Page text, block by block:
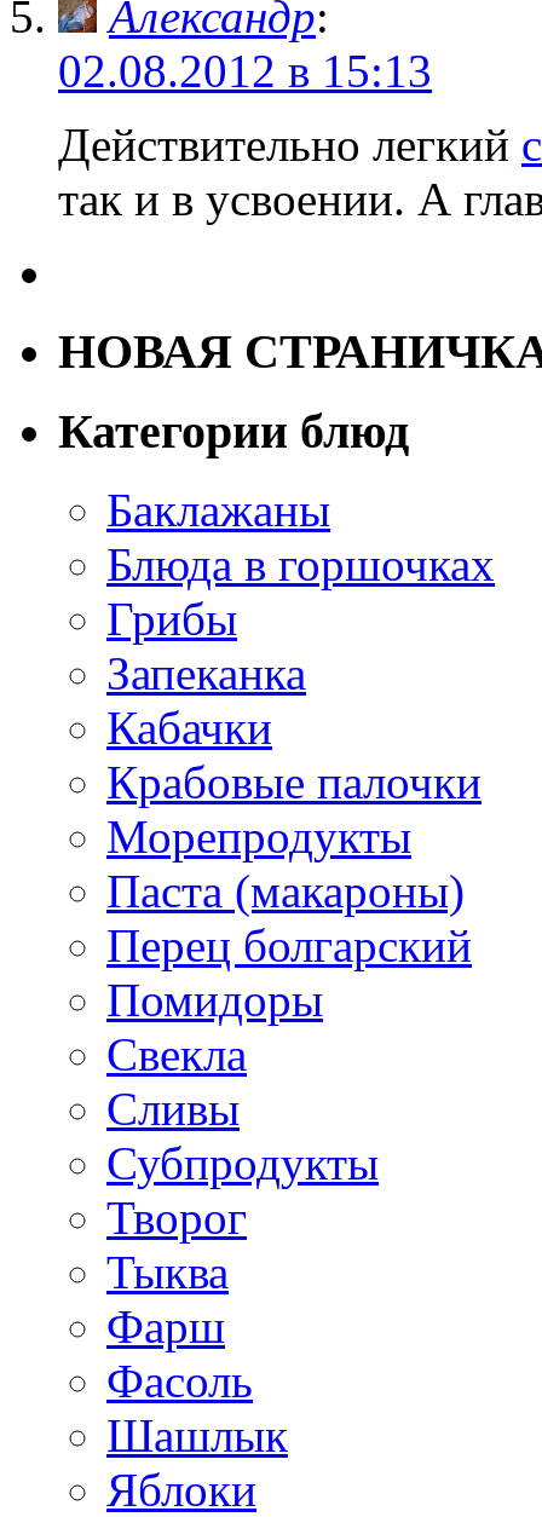
Александр:
02.08.2012 в 15:13
Действительно легкий
так и в усвоении. А
НОВАЯ
Категории блюд
Баклажаны
Блюда в горшочках
Грибы
Запеканка
Кабачки
Крабовые палочки
Морепродукты
Паста (макароны)
Перец болгарский
Помидоры
Свекла
Сливы
Субпродукты
Творог
Тыква
Фарш
Фасоль
Шашлык
Яблоки